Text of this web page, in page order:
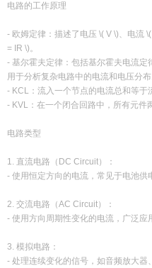
电路的工作原理
- 欧姆定律：描述了电压 \( V \)、电流
= IR \)。
- 基尔霍夫定律：包括基尔霍夫电流定
用于分析复杂电路中的电流和电压分布
- KCL：流入一个节点的电流总和等于
- KVL：在一个闭合回路中，所有元件
电路类型
1. 直流电路（DC Circuit）：
- 使用恒定方向的电流，常见于电池供
2. 交流电路（AC Circuit）：
- 使用方向周期性变化的电流，广泛应
3. 模拟电路：
- 处理连续变化的信号，如音频放大器